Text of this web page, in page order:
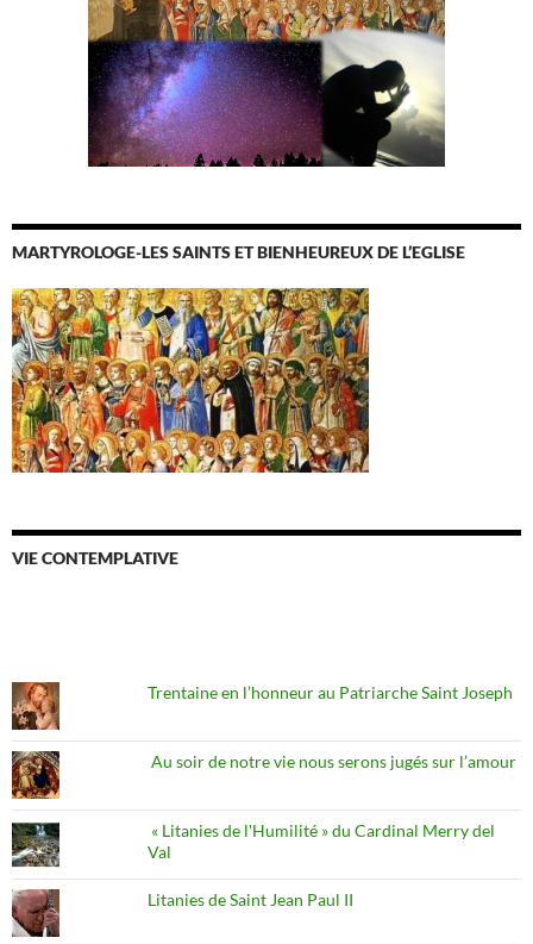
MARTYROLOGE-LES SAINTS ET BIENHEUREUX DE L’EGLISE
VIE CONTEMPLATIVE
Trentaine en l’honneur au Patriarche Saint Joseph
Au soir de notre vie nous serons jugés sur l’amour
« Litanies de l'Humilité » du Cardinal Merry del
Val
Litanies de Saint Jean Paul II